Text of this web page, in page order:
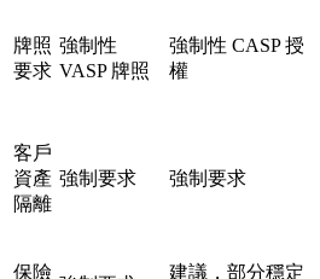
牌照
要求
強制性
VASP 牌照
強制性 CASP 授
權
客戶
資產
隔離
強制要求 強制要求
保險
建議，部分穩定